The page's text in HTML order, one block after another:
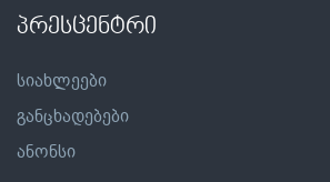
პრესცენტრი
სიახლეები
განცხადებები
ანონსი